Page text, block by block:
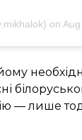
on
— лише